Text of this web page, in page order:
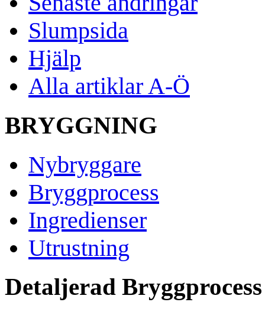
Slumpsida
Hjälp
Alla artiklar A-Ö
BRYGGNING
Nybryggare
Bryggprocess
Ingredienser
Utrustning
Detaljerad Bryggprocess